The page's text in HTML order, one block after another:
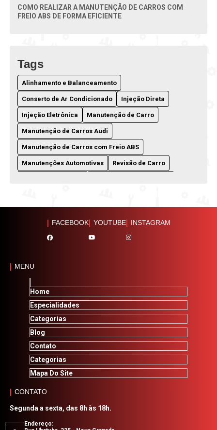
COMO REALIZAR A MANUTENÇÃO DE CARROS COM
FREIO ABS DE FORMA EFICIENTE
CONSERTO DE AR CONDICIONADO PARA CARROS: DICAS
E SOLUÇÕES EFICAZES
COMPLETO PARA VOCÊ
DICAS ESSENCIAIS PARA A MANUTENÇÃO DE
TRANSMISSÕES AUTOMÁTICAS
DICAS ESSENCIAIS PARA A MANUTENÇÃO DO SEU
CARRO SEMPRE
CARROS
EFICIENTE E DURADOURA
ÓLEO DO CÂMBIO E MELHORIA DO DESEMPENHO DO
VEÍCULO
DOS MOTORES
Tags
Alinhamento e Balanceamento
Conserto de Ar Condicionado Injeção Direta
Injeção Eletrônica Manutenção de Carro
Manutenção de Carros Audi
Manutenção de Carros com Freio ABS
Manutenções Automotivas Revisão de Carro
injeções eletrônicas manutenção de câmbios
FACEBOOK YOUTUBE INSTAGRAM
MENU
Home
Especialidades
Categorias
Blog
Contato
Categorias
Mapa Do Site
CONTATO
Segunda a sexta, das 8h às 18h.
Endereço: